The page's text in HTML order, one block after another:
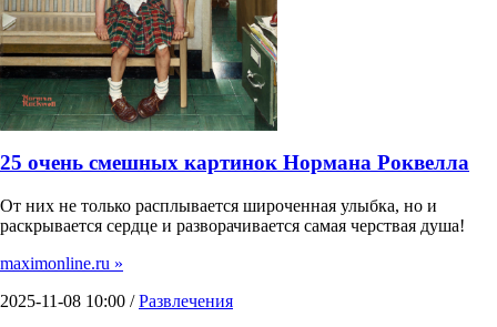
25 очень смешных картинок Нормана Роквелла
От них не только расплывается широченная улыбка, но и
раскрывается сердце и разворачивается самая черствая душа!
maximonline.ru »
2025-11-08 10:00 /Развлечения